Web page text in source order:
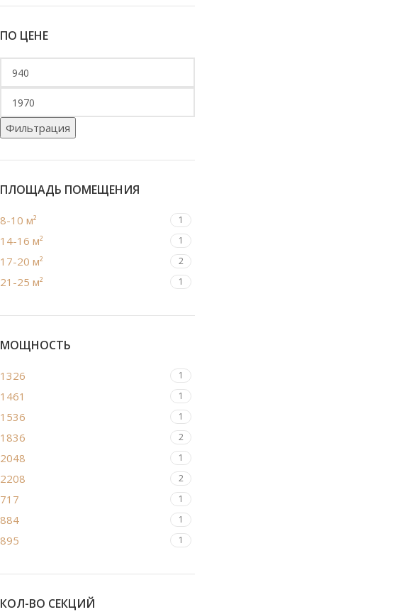
ПО ЦЕНЕ
Фильтрация
ПЛОЩАДЬ ПОМЕЩЕНИЯ
8-10 м² 1
14-16 м² 1
17-20 м² 2
21-25 м² 1
МОЩНОСТЬ
1326 1
1461 1
1536 1
1836 2
2048 1
2208 2
717 1
884 1
895 1
КОЛ-ВО СЕКЦИЙ